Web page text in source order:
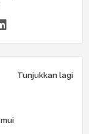
Tunjukkan lagi